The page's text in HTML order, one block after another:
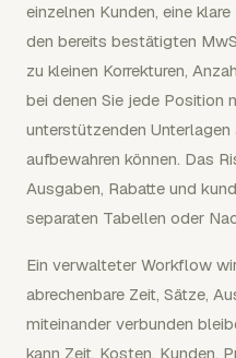
einzelnen Kunden, eine
den bereits bestätigten
zu kleinen Korrekturen,
bei denen Sie jede Position
unterstützenden Unterlagen
aufbewahren können. Das
Ausgaben, Rabatte und
separaten Tabellen oder
Ein verwalteter Workflow
abrechenbare Zeit, Sätze,
miteinander verbunden
kann Zeit, Kosten, Kunden,